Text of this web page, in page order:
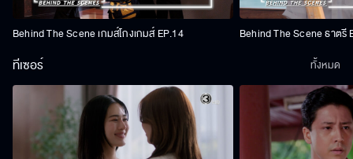
Behind The Scene เกมส์โกงเกมส์ EP.14 Behind The Scene ธาตรี
ทีเซอร์ ทั้งหมด